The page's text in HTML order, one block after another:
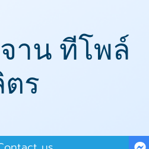
าน ทีโพล์
ตร